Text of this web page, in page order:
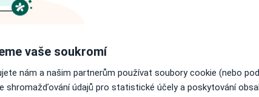
vaše soukromí
nám a našim partnerům používat soubory cookie (nebo
shromažďování údajů pro statistické účely a poskytování